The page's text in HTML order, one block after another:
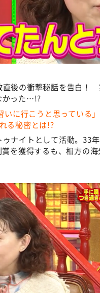
直後の衝撃秘話を告白！
った…!?
いに行こうと思っている
る秘密とは!?
ナイトとして活動。33
を獲得するも、相方の